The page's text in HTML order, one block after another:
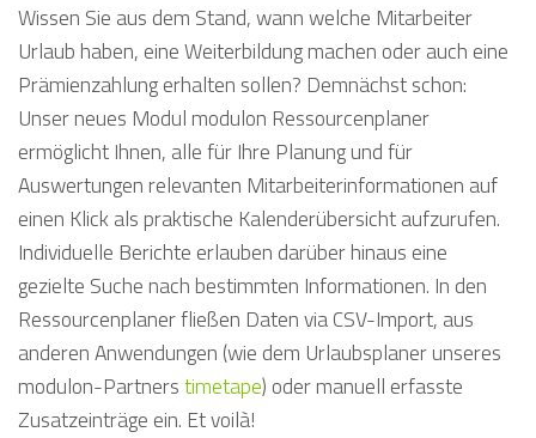
Wissen Sie aus dem Stand, wann welche Mitarbeiter
Urlaub haben, eine Weiterbildung machen oder auch eine
Prämienzahlung erhalten sollen? Demnächst schon:
Unser neues Modul modulon Ressourcenplaner
ermöglicht Ihnen, alle für Ihre Planung und für
Auswertungen relevanten Mitarbeiterinformationen auf
einen Klick als praktische Kalenderübersicht aufzurufen.
Individuelle Berichte erlauben darüber hinaus eine
gezielte Suche nach bestimmten Informationen. In den
Ressourcenplaner fließen Daten via CSV-Import, aus
anderen Anwendungen (wie dem Urlaubsplaner unseres
modulon-Partnerstimetape) oder manuell erfasste
Zusatzeinträge ein. Et voilà!